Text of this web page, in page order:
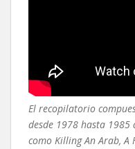
El recopilatorio
desde 1978 hasta 1985
como Killing An Arab, A